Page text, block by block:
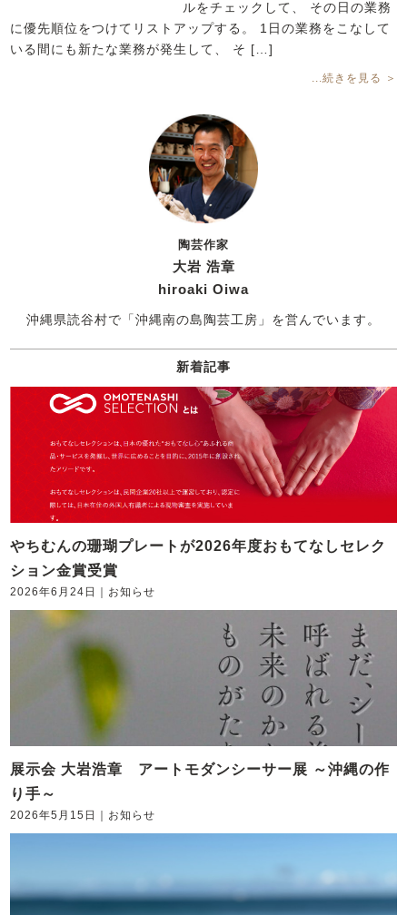
ルをチェックして、 その日の業務
に優先順位をつけてリストアップする。 1日の業務をこなして
いる間にも新たな業務が発生して、 そ […]
...続きを見る ＞
陶芸作家
大岩 浩章
hiroaki Oiwa
沖縄県読谷村で「沖縄南の島陶芸工房」を営んでいます。
新着記事
やちむんの珊瑚プレートが2026年度おもてなしセレク
ション金賞受賞
2026年6月24日 ｜ お知らせ
展示会 大岩浩章 アートモダンシーサー展 ～沖縄の作
り手～
2026年5月15日 ｜ お知らせ